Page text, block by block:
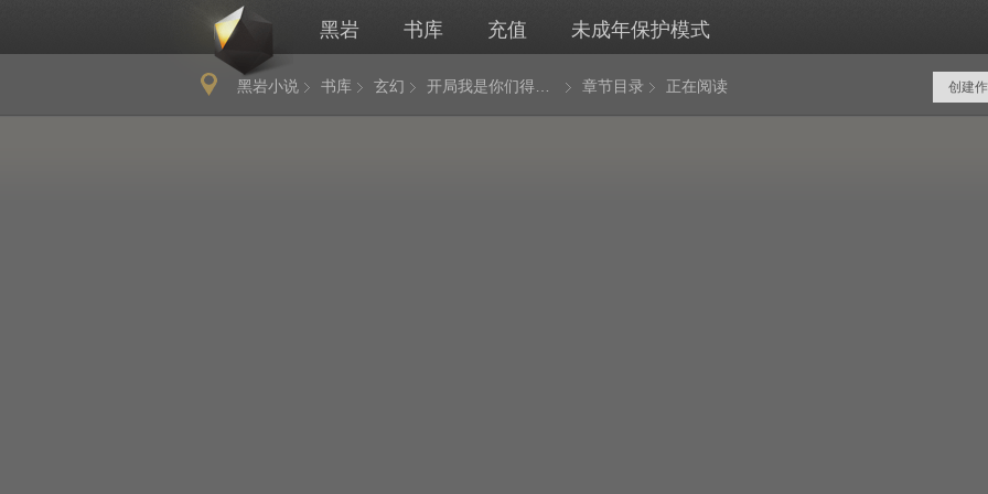
黑岩 书库 充值 未成年保护模式
黑岩小说 书库 玄幻 章节目录 正在阅读 创建